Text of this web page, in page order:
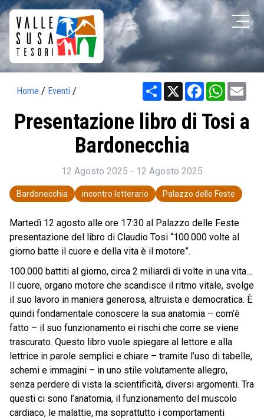
Home / Eventi / Share X Facebook
Presentazione libro di Tosi a
Bardonecchia
12 Agosto 2025 - 12 Agosto 2025
Bardonecchia incontro letterario Palazzo delle Feste
Martedì 12 agosto alle ore 17:30 al Palazzo delle Feste
presentazione del libro di Claudio Tosi “100.000 volte al
giorno batte il cuore e della vita è il motore”.
100.000 battiti al giorno, circa 2 miliardi di volte in una vita…
Il cuore, organo motore che scandisce il ritmo vitale, svolge
il suo lavoro in maniera generosa, altruista e democratica. È
quindi fondamentale conoscere la sua anatomia – com’è
fatto – il suo funzionamento ei rischi che corre se viene
trascurato. Questo libro vuole spiegare al lettore e alla
lettrice in parole semplici e chiare – tramite l’uso di tabelle,
schemi e immagini – in uno stile volutamente allegro,
senza perdere di vista la scientificità, diversi argomenti. Tra
questi ci sono l’anatomia, il funzionamento del muscolo
cardiaco, le malattie, ma soprattutto i comportamenti